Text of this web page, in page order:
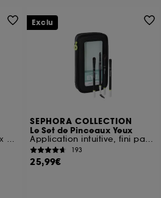
Touche De Teint Fraîche Aux Microbulles De Pigments
SEPHORA COLLECTION
Le Set de Pinceaux Yeux
Application intuitive, fini parfait
193
25,99€
Exclu